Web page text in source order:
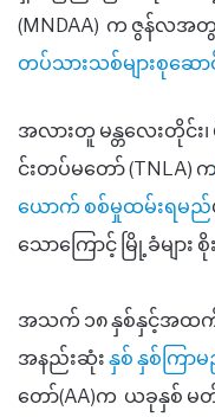
(MNDAA) က ဇွန်လအတွ
တပ်သားသစ်များစုဆော
အလားတူ မန္တလေးတိုင်
င်းတပ်မတော် (TNLA) က
ယောက် စစ်မှုထမ်းရမည်
သောကြောင့် မြို့ခံများ
အသက် ၁၈ နှစ်နှင့်အထက် အ
အနည်းဆုံး နှစ် နှစ်ကြာ
တော်(AA)က ယခုနှစ် မ